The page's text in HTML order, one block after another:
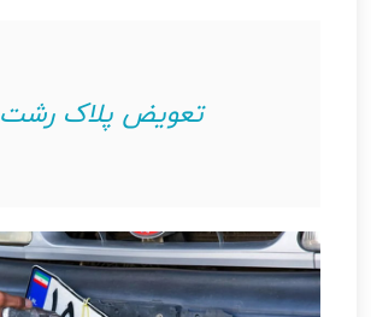
تعویض پلاک رشت